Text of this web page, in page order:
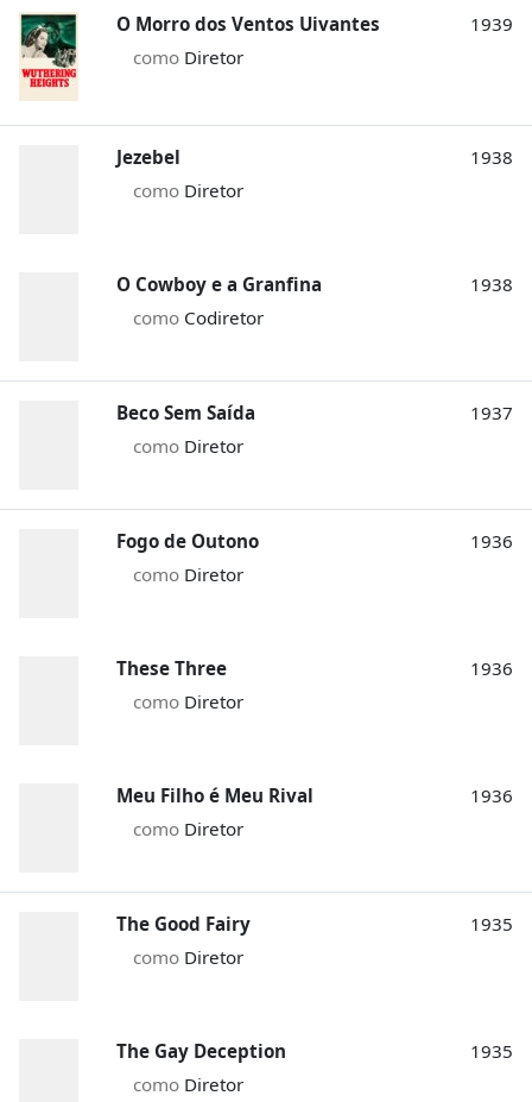
O Morro dos Ventos Uivantes
como Diretor
1939
Jezebel
como Diretor
1938
O Cowboy e a Granfina
como Codiretor
1938
Beco Sem Saída
como Diretor
1937
Fogo de Outono
como Diretor
1936
These Three
como Diretor
1936
Meu Filho é Meu Rival
como Diretor
1936
The Good Fairy
como Diretor
1935
The Gay Deception
como Diretor
1935